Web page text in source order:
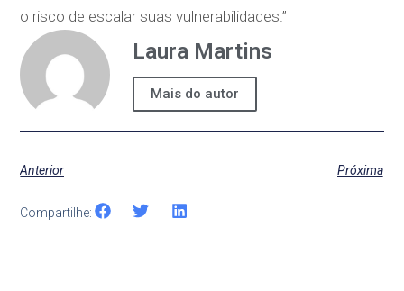
o risco de escalar suas vulnerabilidades.”
Laura Martins
Mais do autor
Anterior Próxima
Compartilhe: